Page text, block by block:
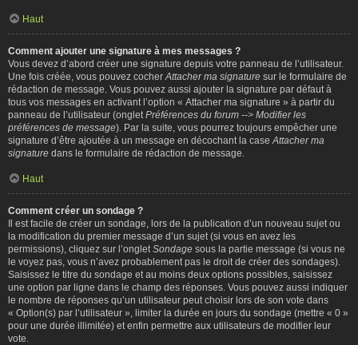
Haut
Comment ajouter une signature à mes messages ?
Vous devez d’abord créer une signature depuis votre panneau de l’utilisateur.
Une fois créée, vous pouvez cocher Attacher ma signature sur le formulaire de
rédaction de message. Vous pouvez aussi ajouter la signature par défaut à
tous vos messages en activant l’option « Attacher ma signature » à partir du
panneau de l’utilisateur (onglet Préférences du forum --> Modifier les
préférences de message). Par la suite, vous pourrez toujours empêcher une
signature d’être ajoutée à un message en décochant la case Attacher ma
signature dans le formulaire de rédaction de message.
Haut
Comment créer un sondage ?
Il est facile de créer un sondage, lors de la publication d’un nouveau sujet ou
la modification du premier message d’un sujet (si vous en avez les
permissions), cliquez sur l’onglet Sondage sous la partie message (si vous ne
le voyez pas, vous n’avez probablement pas le droit de créer des sondages).
Saisissez le titre du sondage et au moins deux options possibles, saisissez
une option par ligne dans le champ des réponses. Vous pouvez aussi indiquer
le nombre de réponses qu’un utilisateur peut choisir lors de son vote dans
« Option(s) par l’utilisateur », limiter la durée en jours du sondage (mettre « 0 »
pour une durée illimitée) et enfin permettre aux utilisateurs de modifier leur
vote.